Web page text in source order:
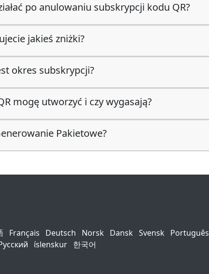
po anulowaniu subskrypcji kodu QR?
jakieś zniżki?
okres subskrypcji?
mogę utworzyć i czy wygasają?
Pakietowe?
Français Deutsch Norsk Dansk Svensk Português
íslenskur 한국어